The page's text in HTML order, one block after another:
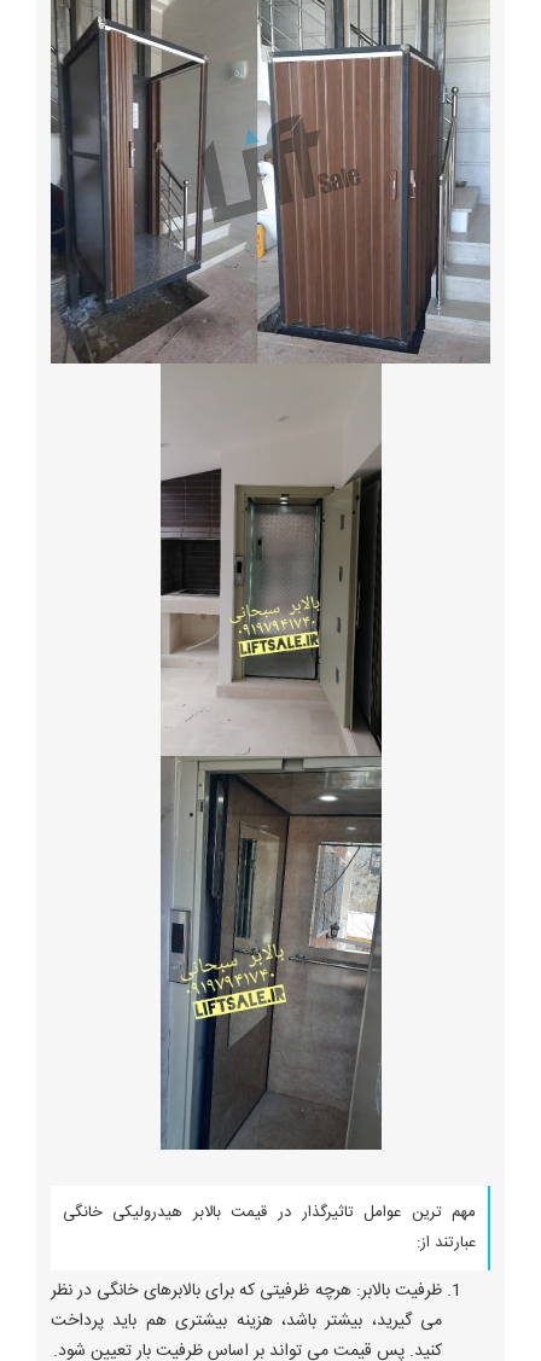
مهم ترین عوامل تاثیرگذار در قیمت بالابر هیدرولیکی خانگی
عبارتند از:
ظرفیت بالابر: هرچه ظرفیتی که برای بالابرهای خانگی در نظر
می گیرید، بیشتر باشد، هزینه بیشتری هم باید پرداخت
کنید. پس قیمت می تواند بر اساس ظرفیت بار تعیین شود.